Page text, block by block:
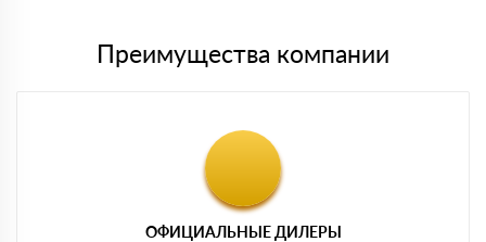
Преимущества компании
ОФИЦИАЛЬНЫЕ ДИЛЕРЫ